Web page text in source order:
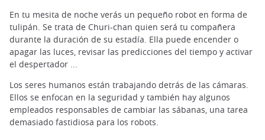
En tu mesita de noche verás un pequeño robot en forma de
tulipán. Se trata de Churi-chan quien será tu compañera
durante la duración de su estadía. Ella puede encender o
apagar las luces, revisar las predicciones del tiempo y activar
el despertador ...
Los seres humanos están trabajando detrás de las cámaras.
Ellos se enfocan en la seguridad y también hay algunos
empleados responsables de cambiar las sábanas, una tarea
demasiado fastidiosa para los robots.